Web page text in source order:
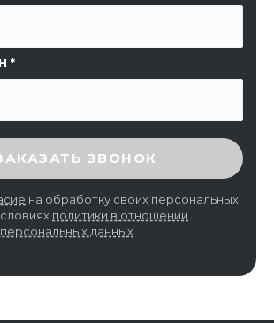
КОД
ЗВОНОК
на обработку своих персональных
политики в отношении
данных